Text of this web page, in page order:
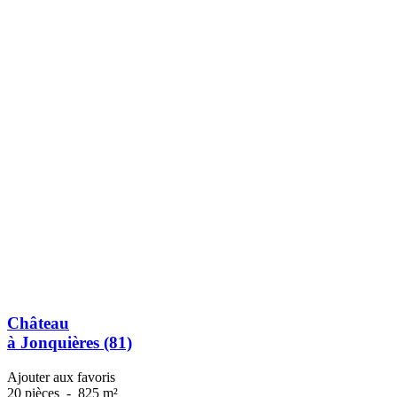
Château
à Jonquières (81)
Ajouter aux favoris
20 pièces - 825 m²